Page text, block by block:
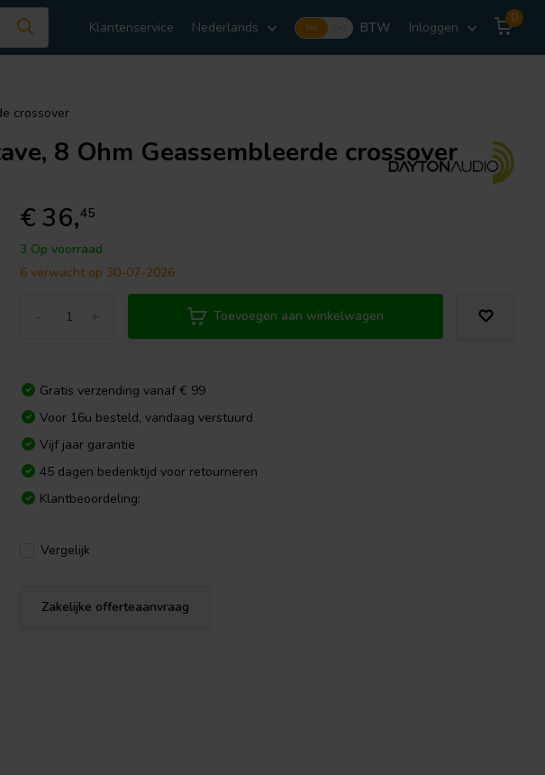
Klantenservice Nederlands Incl. BTW Inloggen
0
crossover
8 Ohm Geassembleerde crossover
€ 36,45
3 Op voorraad
6 verwacht op 30-07-2026
Toevoegen aan winkelwagen
Gratis verzending vanaf € 99
Voor 16u besteld, vandaag verstuurd
Vijf jaar garantie
45 dagen bedenktijd voor retourneren
Klantbeoordeling:
Vergelijk
Zakelijke offerteaanvraag